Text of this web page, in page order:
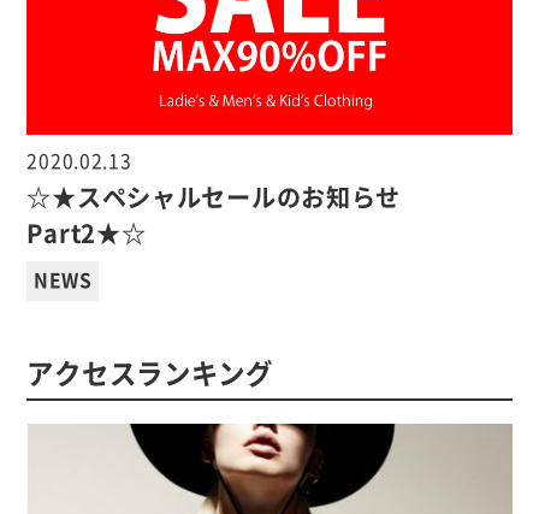
2020.02.13
☆★スペシャルセールのお知らせ
Part2★☆
NEWS
アクセスランキング